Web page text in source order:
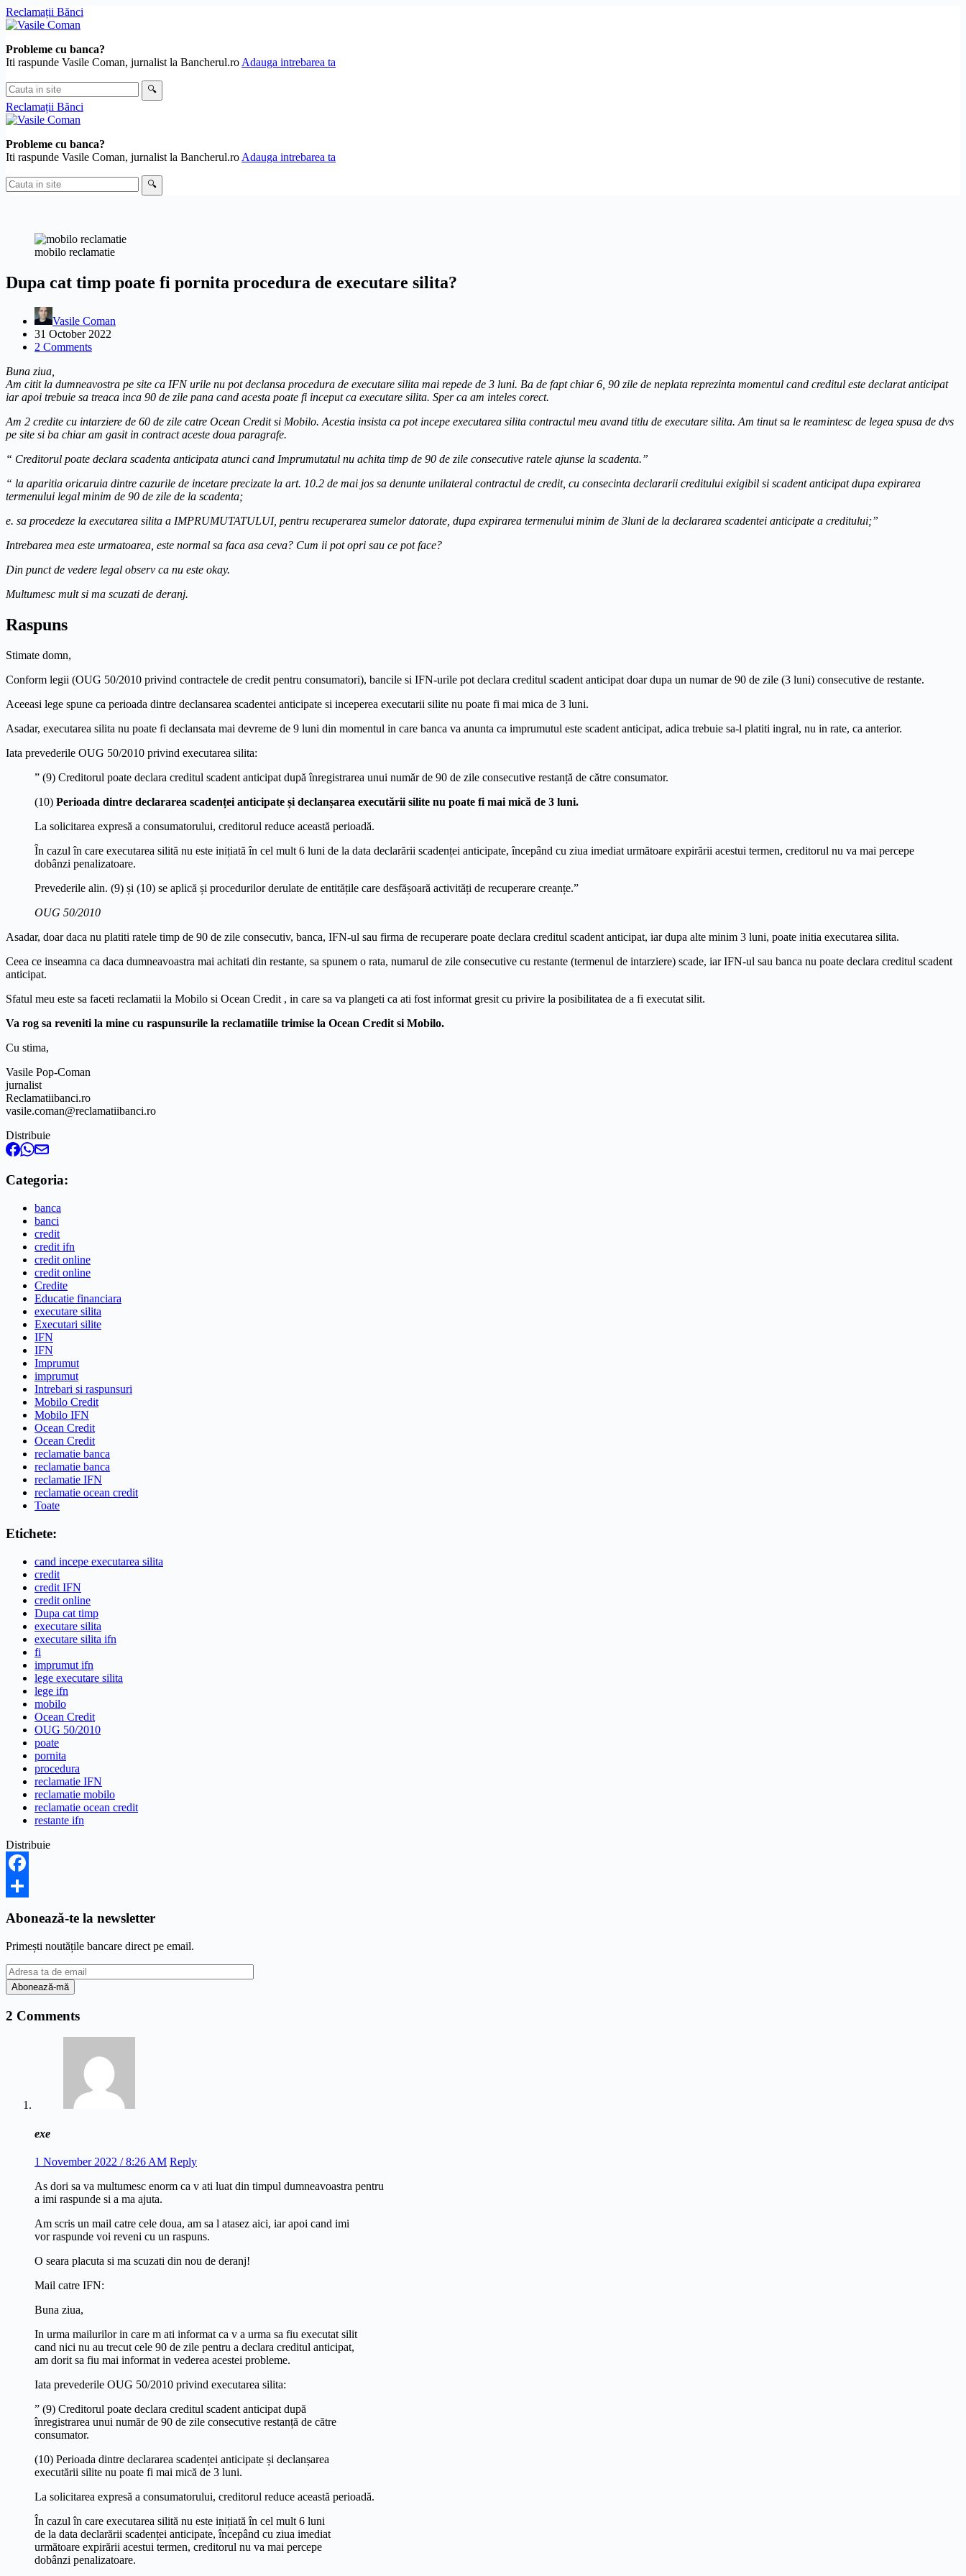
Skip
to
Reclamații Bănci
Probleme cu banca?
Iti raspunde Vasile Coman, jurnalist la Bancherul.ro Adauga intrebarea ta
Cauta
in
site
🔍
Reclamații Bănci
Probleme cu banca?
Iti raspunde Vasile Coman, jurnalist la Bancherul.ro Adauga intrebarea ta
Cauta
in
🔍
mobilo reclamatie
Dupa cat timp poate fi pornita procedura de executare silita?
Vasile Coman
31 October 2022
2 Comments
Buna ziua,
Am citit la dumneavostra pe site ca IFN urile nu pot declansa procedura de executare silita mai repede de 3 luni. Ba de fapt chiar 6, 90 zile de neplata reprezinta momentul cand creditul este declarat anticipat
iar apoi trebuie sa treaca inca 90 de zile pana cand acesta poate fi inceput ca executare silita. Sper ca am inteles corect.
Am 2 credite cu intarziere de 60 de zile catre Ocean Credit si Mobilo. Acestia insista ca pot incepe executarea silita contractul meu avand titlu de executare silita. Am tinut sa le reamintesc de legea spusa de dvs
pe site si ba chiar am gasit in contract aceste doua paragrafe.
“ Creditorul poate declara scadenta anticipata atunci cand Imprumutatul nu achita timp de 90 de zile consecutive ratele ajunse la scadenta.”
“ la aparitia oricaruia dintre cazurile de incetare precizate la art. 10.2 de mai jos sa denunte unilateral contractul de credit, cu consecinta declararii creditului exigibil si scadent anticipat dupa expirarea
termenului legal minim de 90 de zile de la scadenta;
e. sa procedeze la executarea silita a IMPRUMUTATULUI, pentru recuperarea sumelor datorate, dupa expirarea termenului minim de 3luni de la declararea scadentei anticipate a creditului;”
Intrebarea mea este urmatoarea, este normal sa faca asa ceva? Cum ii pot opri sau ce pot face?
Din punct de vedere legal observ ca nu este okay.
Multumesc mult si ma scuzati de deranj.
Raspuns
Stimate domn,
Conform legii (OUG 50/2010 privind contractele de credit pentru consumatori), bancile si IFN-urile pot declara creditul scadent anticipat doar dupa un numar de 90 de zile (3 luni) consecutive de restante.
Aceeasi lege spune ca perioada dintre declansarea scadentei anticipate si inceperea executarii silite nu poate fi mai mica de 3 luni.
Asadar, executarea silita nu poate fi declansata mai devreme de 9 luni din momentul in care banca va anunta ca imprumutul este scadent anticipat, adica trebuie sa-l platiti ingral, nu in rate, ca anterior.
Iata prevederile OUG 50/2010 privind executarea silita:
” (9) Creditorul poate declara creditul scadent anticipat după înregistrarea unui număr de 90 de zile consecutive restanță de către consumator.
(10) Perioada dintre declararea scadenței anticipate și declanșarea executării silite nu poate fi mai mică de 3 luni.
La solicitarea expresă a consumatorului, creditorul reduce această perioadă.
În cazul în care executarea silită nu este inițiată în cel mult 6 luni de la data declarării scadenței anticipate, începând cu ziua imediat următoare expirării acestui termen, creditorul nu va mai percepe
dobânzi penalizatoare.
Prevederile alin. (9) și (10) se aplică și procedurilor derulate de entitățile care desfășoară activități de recuperare creanțe.”
OUG 50/2010
Asadar, doar daca nu platiti ratele timp de 90 de zile consecutiv, banca, IFN-ul sau firma de recuperare poate declara creditul scadent anticipat, iar dupa alte minim 3 luni, poate initia executarea silita.
Ceea ce inseamna ca daca dumneavoastra mai achitati din restante, sa spunem o rata, numarul de zile consecutive cu restante (termenul de intarziere) scade, iar IFN-ul sau banca nu poate declara creditul scadent
anticipat.
Sfatul meu este sa faceti reclamatii la Mobilo si Ocean Credit , in care sa va plangeti ca ati fost informat gresit cu privire la posibilitatea de a fi executat silit.
Va rog sa reveniti la mine cu raspunsurile la reclamatiile trimise la Ocean Credit si Mobilo.
Cu stima,
Vasile Pop-Coman
jurnalist
Reclamatiibanci.ro
vasile.coman@reclamatiibanci.ro
Distribuie
Categoria:
banca
banci
credit
credit ifn
credit online
credit online
Credite
Educatie financiara
executare silita
Executari silite
IFN
IFN
Imprumut
imprumut
Intrebari si raspunsuri
Mobilo Credit
Mobilo IFN
Ocean Credit
Ocean Credit
reclamatie banca
reclamatie banca
reclamatie IFN
reclamatie ocean credit
Toate
Etichete:
cand incepe executarea silita
credit
credit IFN
credit online
Dupa cat timp
executare silita
executare silita ifn
fi
imprumut ifn
lege executare silita
lege ifn
mobilo
Ocean Credit
OUG 50/2010
poate
pornita
procedura
reclamatie IFN
reclamatie mobilo
reclamatie ocean credit
restante ifn
Distribuie
Facebook
Abonează-te la newsletter
Primești noutățile bancare direct pe email.
2 Comments
exe
1 November 2022 / 8:26 AM Reply
As dori sa va multumesc enorm ca v ati luat din timpul dumneavoastra pentru
a imi raspunde si a ma ajuta.
Am scris un mail catre cele doua, am sa l atasez aici, iar apoi cand imi
vor raspunde voi reveni cu un raspuns.
O seara placuta si ma scuzati din nou de deranj!
Mail catre IFN:
Buna ziua,
In urma mailurilor in care m ati informat ca v a urma sa fiu executat silit
cand nici nu au trecut cele 90 de zile pentru a declara creditul anticipat,
am dorit sa fiu mai informat in vederea acestei probleme.
Iata prevederile OUG 50/2010 privind executarea silita:
” (9) Creditorul poate declara creditul scadent anticipat după
înregistrarea unui număr de 90 de zile consecutive restanță de către
consumator.
(10) Perioada dintre declararea scadenței anticipate și declanșarea
executării silite nu poate fi mai mică de 3 luni.
La solicitarea expresă a consumatorului, creditorul reduce această perioadă.
În cazul în care executarea silită nu este inițiată în cel mult 6 luni
de la data declarării scadenței anticipate, începând cu ziua imediat
următoare expirării acestui termen, creditorul nu va mai percepe
dobânzi penalizatoare.